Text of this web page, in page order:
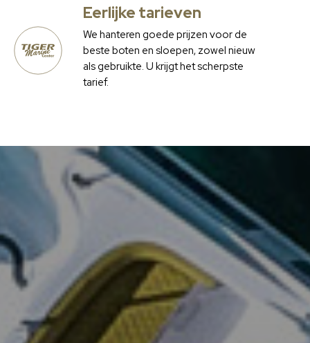
Eerlijke tarieven
We hanteren goede prijzen voor de
beste boten en sloepen, zowel nieuw
als gebruikte. U krijgt het scherpste
tarief.